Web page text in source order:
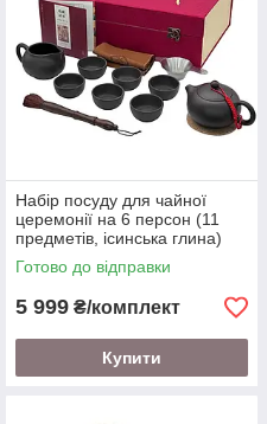
Набір посуду для чайної
церемонії на 6 персон (11
предметів, ісинська глина)
Готово до відправки
5 999 ₴/комплект
Купити